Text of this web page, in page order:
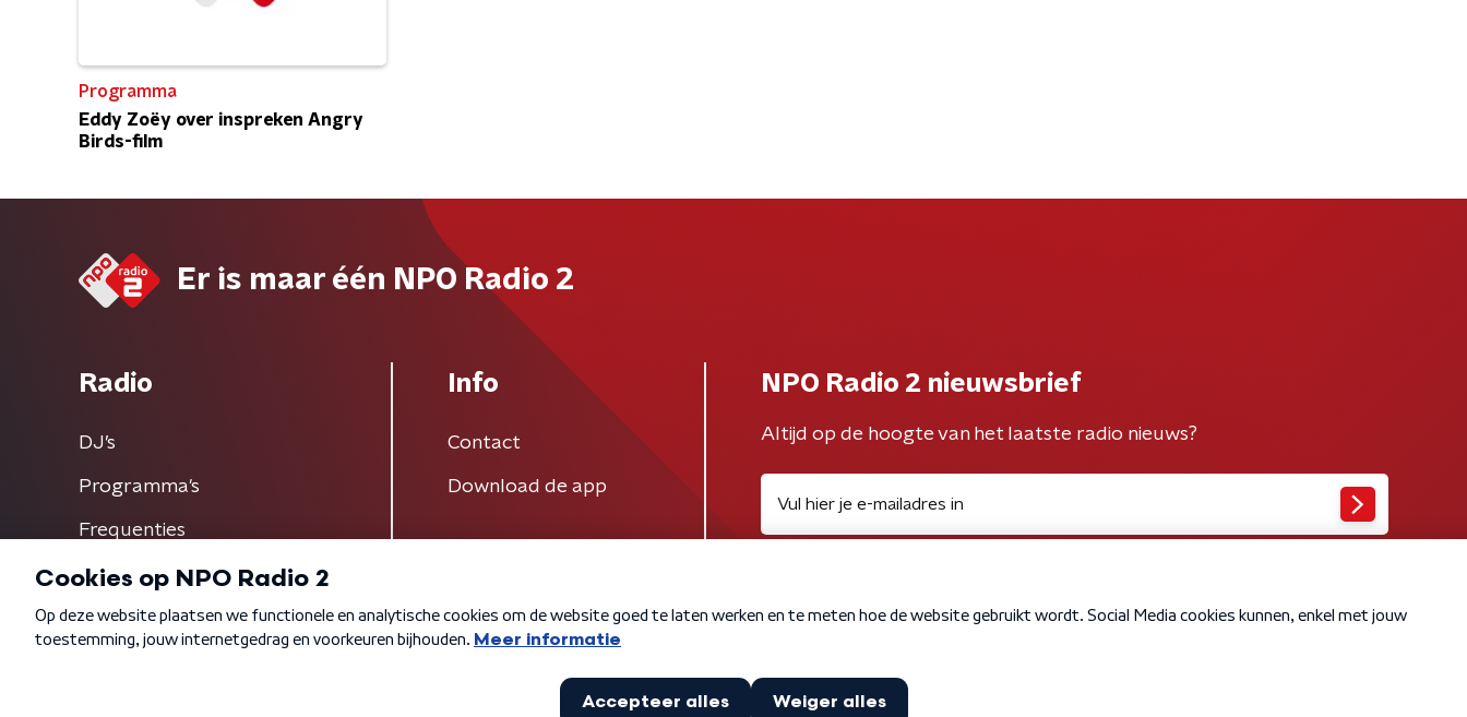
Programma
Eddy Zoëy over inspreken Angry
Birds-film
Er is maar één NPO Radio 2
Radio
DJ’s
Programma's
Frequenties
Info
Contact
Download de app
NPO Radio 2 nieuwsbrief
Altijd op de hoogte van het laatste radio nieuws?
Algemene voorwaarden Privacybeleid